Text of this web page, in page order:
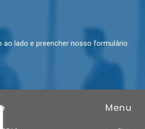
lado e preencher nosso formulário.
Menu